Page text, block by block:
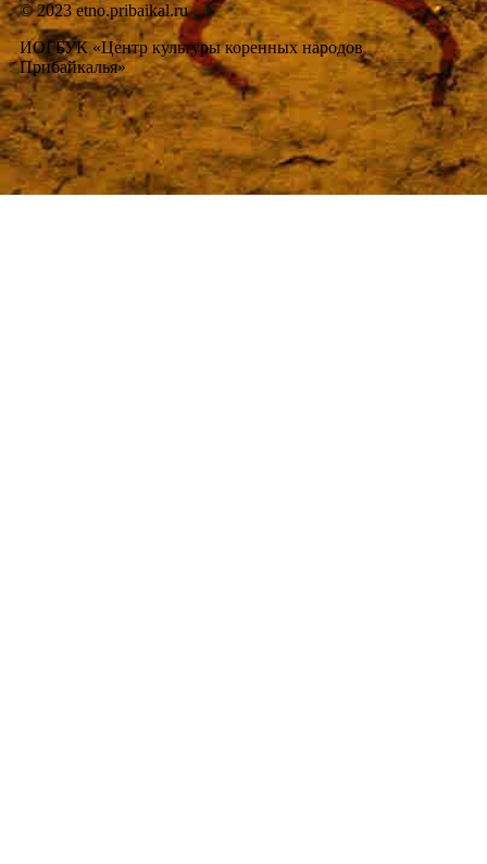
© 2023 etno.pribaikal.ru
ИОГБУК «Центр культуры коренных народов
Прибайкалья»